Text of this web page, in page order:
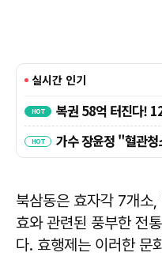
북삼동은 효자각 7개소
효와 관련된 풍부한 전
다. 효행제는 이러한 문